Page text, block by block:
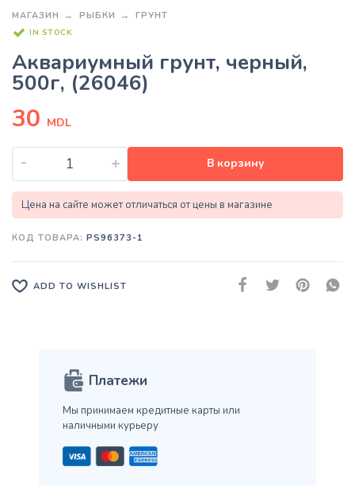
МАГАЗИН РЫБКИ ГРУНТ
IN STOCK
Аквариумный грунт, черный,
500г, (26046)
30 MDL
- + В корзину
Цена на сайте может отличаться от цены в магазине
КОД ТОВАРА: PS96373-1
ADD TO WISHLIST
Платежи
Мы принимаем кредитные карты или
наличными курьеру